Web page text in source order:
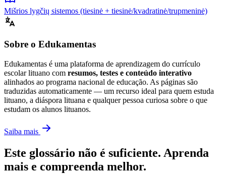
Mišrios lygčių sistemos (tiesinė + tiesinė/kvadratinė/trupmeninė)
Sobre o Edukamentas
Edukamentas é uma plataforma de aprendizagem do currículo
escolar lituano com resumos, testes e conteúdo interativo
alinhados ao programa nacional de educação. As páginas são
traduzidas automaticamente — um recurso ideal para quem estuda
lituano, a diáspora lituana e qualquer pessoa curiosa sobre o que
estudam os alunos lituanos.
Saiba mais
Este glossário não é suficiente. Aprenda
mais e compreenda melhor.